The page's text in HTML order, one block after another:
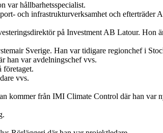
var hållbarhetsspecialist.
och infrastrukturverksamhet och efterträder
på Investment AB Latour. Hon
Sverige. Han var tidigare regionchef i
han var avdelningschef vvs.
företaget.
vvs.
kommer från IMI Climate Control där han var